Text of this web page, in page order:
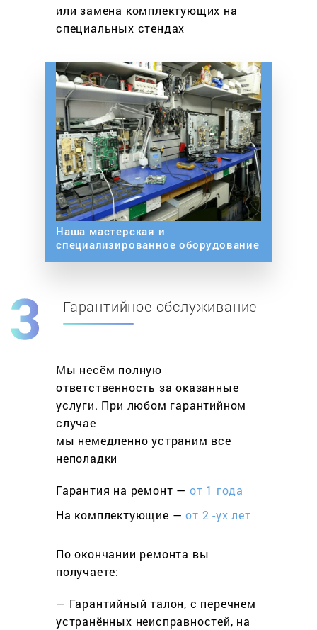
или замена комплектующих на
специальных стендах
Наша мастерская и
специализированное оборудование
Гарантийное обслуживание
Мы несём полную
ответственность за оказанные
услуги. При любом гарантийном
cлучае
мы немедленно устраним все
неполадки
Гарантия на ремонт — от 1 года
На комплектующие —от 2 -ух лет
По окончании ремонта вы
получаете:
— Гарантийный талон, с перечнем
устранённых неисправностей, на